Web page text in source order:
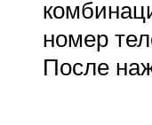
номер
После